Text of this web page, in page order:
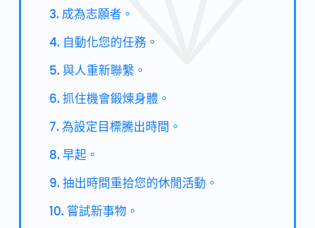
3. 成為志願者。
4. 自動化您的任務。
5. 與人重新聯繫。
6. 抓住機會鍛煉身體。
7. 為設定目標騰出時間。
8. 早起。
9. 抽出時間重拾您的休閒活動。
10. 嘗試新事物。